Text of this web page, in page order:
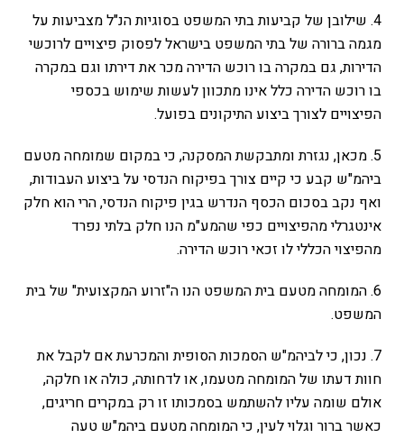
4. שילובן של קביעות בתי המשפט בסוגיות הנ"ל מצביעות על
מגמה ברורה של בתי המשפט בישראל לפסוק פיצויים לרוכשי
הדירות, גם במקרה בו רוכש הדירה מכר את דירתו וגם במקרה
בו רוכש הדירה כלל אינו מתכוון לעשות שימוש בכספי
הפיצויים לצורך ביצוע התיקונים בפועל.
5. מכאן, נגזרת ומתבקשת המסקנה, כי במקום שמומחה מטעם
ביהמ"ש קבע כי קיים צורך בפיקוח הנדסי על ביצוע העבודות,
ואף נקב בסכום הכסף הנדרש בגין פיקוח הנדסי, הרי הוא חלק
אינטגרלי מהפיצויים כפי שהמע"מ הנו חלק בלתי נפרד
מהפיצוי הכללי לו זכאי רוכש הדירה.
6. המומחה מטעם בית המשפט הנו ה"זרוע המקצועית" של בית
המשפט.
7. נכון, כי לביהמ"ש הסמכות הסופית והמכרעת אם לקבל את
חוות דעתו של המומחה מטעמו, או לדחותה, כולה או חלקה,
אולם שומה עליו להשתמש בסמכותו זו רק במקרים חריגים,
כאשר ברור וגלוי לעין, כי המומחה מטעם ביהמ"ש טעה